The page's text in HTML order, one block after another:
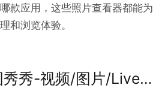
款应用，这些照片查看器都能为
和浏览体验。
美图秀秀-视频/图片/Live人像精修工具